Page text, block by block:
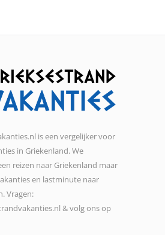
is een vergelijker voor
in Griekenland. We
reizen naar Griekenland maar
en lastminute naar
Vragen:
& volg ons op